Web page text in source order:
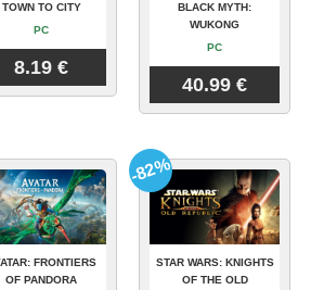
TOWN TO CITY
PC
8.19 €
BLACK MYTH:
WUKONG
PC
40.99 €
FRONTIERS
OF PANDORA
STAR WARS: KNIGHTS
OF THE OLD
-82%